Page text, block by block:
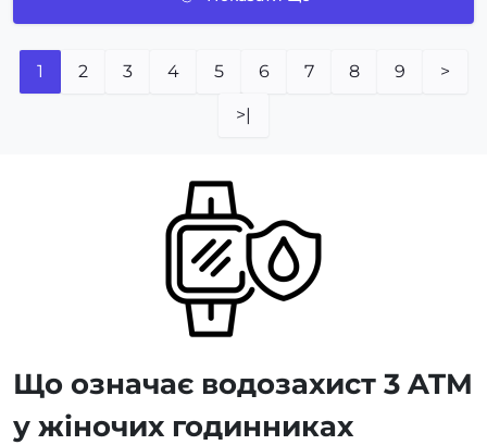
1 2 3 4 5 6 7 8 9 >
>|
Що означає водозахист 3 ATM
у жіночих годинниках